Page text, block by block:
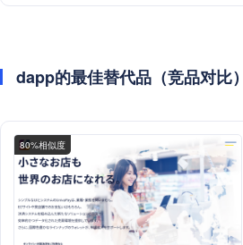
dapp的最佳替代品（竞品对比）
80%相似度